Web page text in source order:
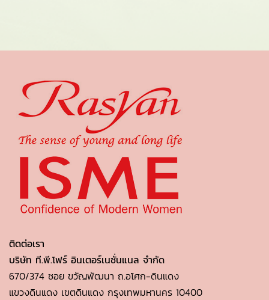
ติดต่อเรา
บริษัท ที.พี.โฟร์ อินเตอร์เนชั่นแนล จำกัด
670/374 ซอย ขวัญพัฒนา ถ.อโศก-ดินแดง
แขวงดินแดง เขตดินแดง กรุงเทพมหานคร 10400